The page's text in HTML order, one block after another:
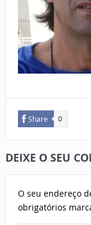
Share 0
DEIXE O SEU
O seu endereço
obrigatórios